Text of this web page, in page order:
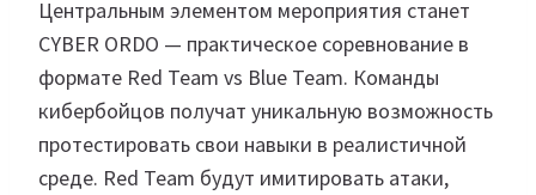
Центральным элементом мероприятия станет
CYBER ORDO — практическое соревнование в
формате Red Team vs Blue Team. Команды
кибербойцов получат уникальную возможность
протестировать свои навыки в реалистичной
среде. Red Team будут имитировать атаки,